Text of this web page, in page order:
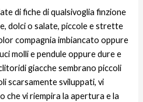
di fiche di qualsivoglia finzione
dolci o salate, piccole e strette
compagnia imbiancato oppure
molli e pendule oppure dure e
giacche sembrano piccoli
scarsamente sviluppati, vi
che vi riempira la apertura e la